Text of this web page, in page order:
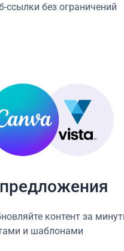
ссылки без ограничений
контент за
и шаблонами